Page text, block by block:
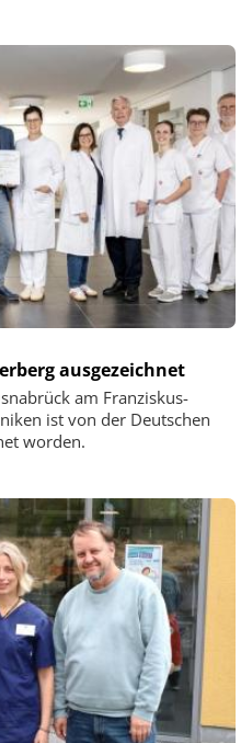
ausgezeichnet
am Franziskus-
ist von der Deutschen
worden.